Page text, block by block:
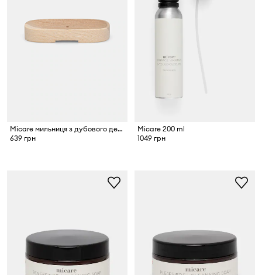
Micare мильниця з дубового дерева
639 грн
Micare 200 ml
1049 грн